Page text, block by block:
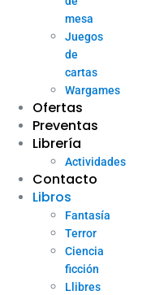
mesa
Juegos
de
cartas
Wargames
Ofertas
Preventas
Librería
Actividades
Contacto
Libros
Fantasía
Terror
Ciencia
ficción
Llibres